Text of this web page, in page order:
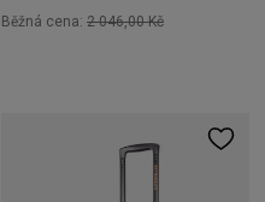
Běžná cena: 2 046,00 Kč